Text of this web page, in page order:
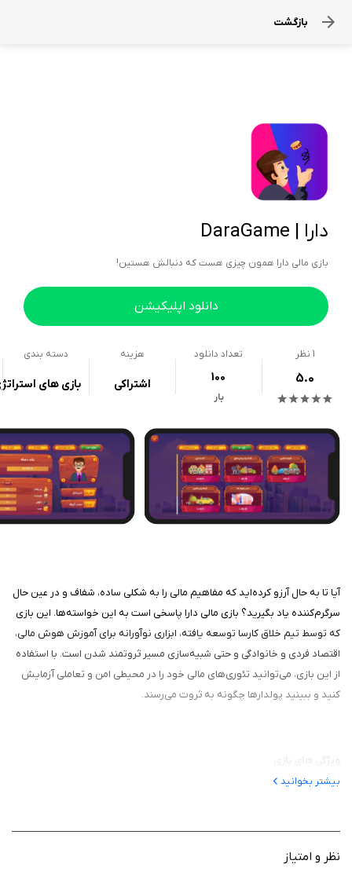
بازگشت
دارا | DaraGame
بازی مالی دارا همون چیزی هست که دنبالش هستین!
دانلود اپلیکیشن
1 نظر
5.0
تعداد دانلود
100
بار
هزینه
اشتراکی
دسته بندی
بازی های
آیا تا به حال آرزو کرده‌اید که مفاهیم مالی را به شکلی ساده، شفاف و در عین حال
سرگرم‌کننده یاد بگیرید؟ بازی مالی دارا پاسخی است به این خواسته‌ها. این بازی
که توسط تیم خلاق کارسا توسعه یافته، ابزاری نوآورانه برای آموزش هوش مالی،
اقتصاد فردی و خانوادگی و حتی شبیه‌سازی مسیر ثروتمند شدن است. با استفاده
از این بازی، می‌توانید تئوری‌های مالی خود را در محیطی امن و تعاملی آزمایش
کنید و ببینید پولدارها چگونه به ثروت می‌رسند.
همه ارائه می‌شود.
بیشتر بخوانید
نظر و امتیاز